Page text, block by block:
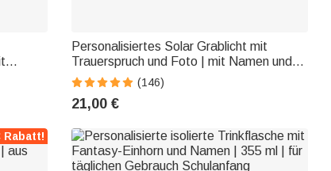
Personalisiertes Solar Grablicht mit
Trauerspruch und Foto | mit Namen und
Datum | Garten | Friedhof | Erinnerung
Geschenk für Hinterbliebene
(146)
21,00 €